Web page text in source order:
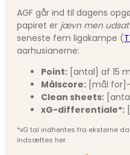
AGF går ind til dagens
papiret er jævn men
seneste fem ligakampe (
aarhusianerne:
Point: [antal] af 15
Målscore: [mål
Clean sheets:
xG-differentiale*:
*xG tal indhentes fra eksterne
indsættes her.